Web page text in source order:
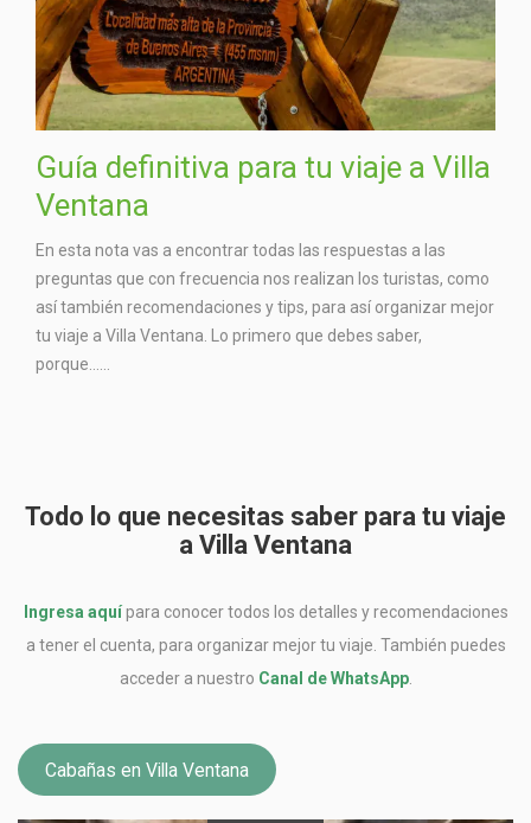
Guía definitiva para tu viaje a Villa
Ventana
En esta nota vas a encontrar todas las respuestas a las
preguntas que con frecuencia nos realizan los turistas, como
así también recomendaciones y tips, para así organizar mejor
tu viaje a Villa Ventana. Lo primero que debes saber,
porque…...
Todo lo que necesitas saber para tu viaje
a Villa Ventana
Ingresa aquípara conocer todos los detalles y recomendaciones
a tener el cuenta, para organizar mejor tu viaje. También puedes
acceder a nuestro Canal de WhatsApp.
Cabañas en Villa Ventana